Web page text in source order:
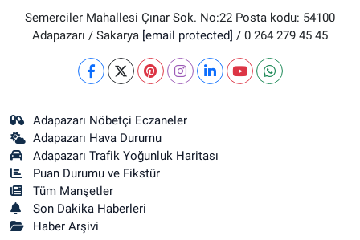
Semerciler Mahallesi Çınar Sok. No:22 Posta kodu: 54100
Adapazarı / Sakarya [email protected] / 0 264 279 45 45
Adapazarı Nöbetçi Eczaneler
Adapazarı Hava Durumu
Adapazarı Trafik Yoğunluk Haritası
Puan Durumu ve Fikstür
Tüm Manşetler
Son Dakika Haberleri
Haber Arşivi